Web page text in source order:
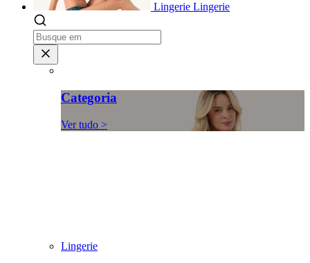
Lingerie Lingerie
Categoria
Ver tudo >
Lingerie